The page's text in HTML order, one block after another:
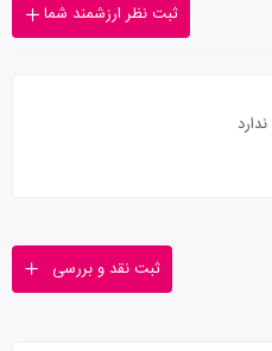
ثبت نظر ارزشمند شما
ثبت نقد و بررسی